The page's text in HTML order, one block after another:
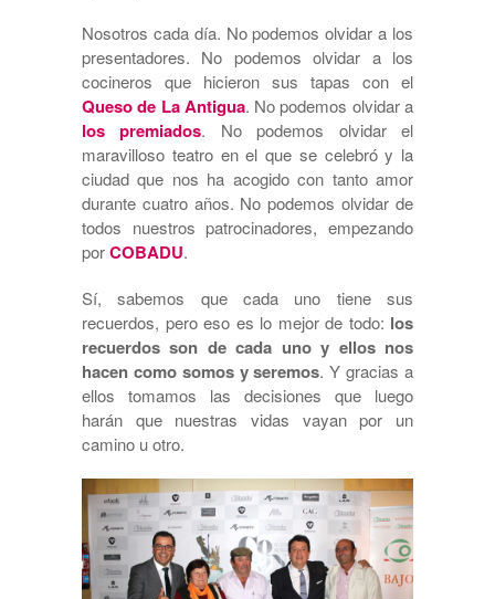
Nosotros cada día. No podemos olvidar a los
presentadores. No podemos olvidar a los
cocineros que hicieron sus tapas con el
Queso de La Antigua. No podemos olvidar a
los premiados. No podemos olvidar el
maravilloso teatro en el que se celebró y la
ciudad que nos ha acogido con tanto amor
durante cuatro años. No podemos olvidar de
todos nuestros patrocinadores, empezando
porCOBADU.
Sí, sabemos que cada uno tiene sus
recuerdos, pero eso es lo mejor de todo: los
recuerdos son de cada uno y ellos nos
hacen como somos y seremos. Y gracias a
ellos tomamos las decisiones que luego
harán que nuestras vidas vayan por un
camino u otro.